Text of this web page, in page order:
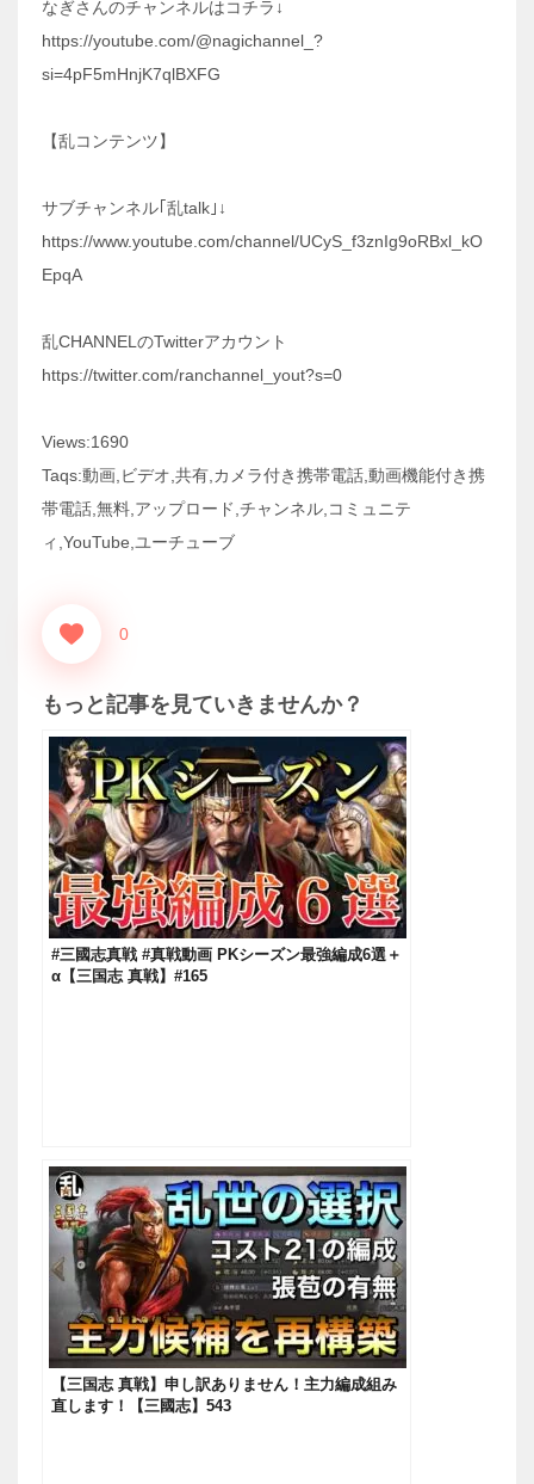
なぎさんのチャンネルはコチラ↓
https://youtube.com/@nagichannel_?
si=4pF5mHnjK7qlBXFG
【乱コンテンツ】
サブチャンネル｢乱talk｣↓
https://www.youtube.com/channel/UCyS_f3znIg9oRBxl_kO
EpqA
乱CHANNELのTwitterアカウント
https://twitter.com/ranchannel_yout?s=0
Views:1690
Taqs:動画,ビデオ,共有,カメラ付き携帯電話,動画機能付き携
帯電話,無料,アップロード,チャンネル,コミュニテ
ィ,YouTube,ユーチューブ
0
もっと記事を見ていきませんか？
#三國志真戦 #真戦動画 PKシーズン最強編成6選＋‪
α‬【三国志 真戦】#165
【三国志 真戦】申し訳ありません！主力編成組み
直します！【三國志】543